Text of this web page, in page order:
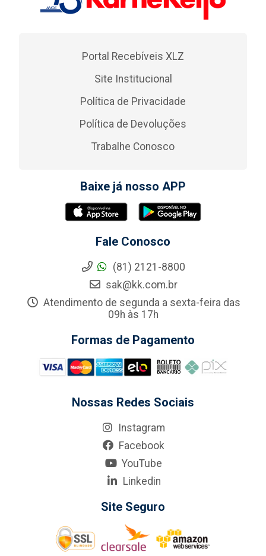
Portal Recebíveis XLZ
Site Institucional
Política de Privacidade
Política de Devoluções
Trabalhe Conosco
Baixe já nosso APP
Fale Conosco
(81) 2121-8800
sak@kk.com.br
Atendimento de segunda a sexta-feira das
09h às 17h
Formas de Pagamento
Nossas Redes Sociais
Instagram
Facebook
YouTube
Linkedin
Site Seguro